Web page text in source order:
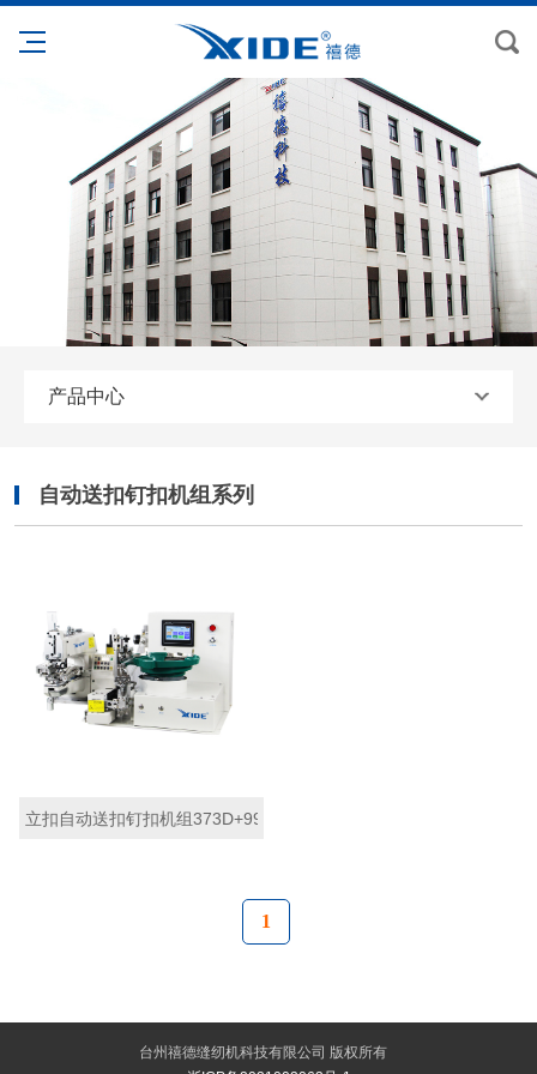
产品中心
自动送扣钉扣机组系列
立扣自动送扣钉扣机组373D+998B
1
台州禧德缝纫机科技有限公司 版权所有